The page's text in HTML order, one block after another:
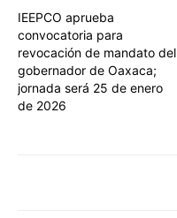
IEEPCO aprueba
convocatoria para
revocación de mandato del
gobernador de Oaxaca;
jornada será 25 de enero
de 2026